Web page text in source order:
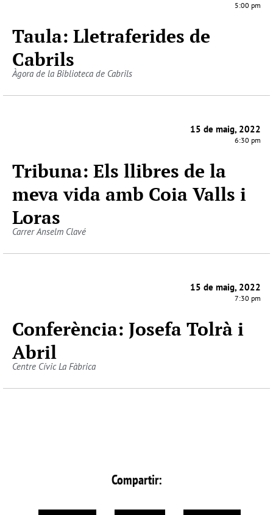
5:00 pm
Taula: Lletraferides de
Cabrils
Àgora de la Biblioteca de Cabrils
15 de maig, 2022
6:30 pm
Tribuna: Els llibres de la
meva vida amb Coia Valls i
Loras
Carrer Anselm Clavé
15 de maig, 2022
7:30 pm
Conferència: Josefa Tolrà i
Abril
Centre Cívic La Fàbrica
Compartir: